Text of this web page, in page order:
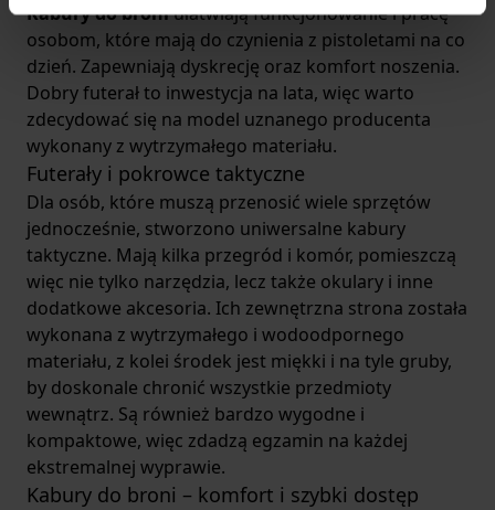
Kabury do broniułatwiają funkcjonowanie i pracę
osobom, które mają do czynienia z pistoletami na co
dzień. Zapewniają dyskrecję oraz komfort noszenia.
Dobry futerał to inwestycja na lata, więc warto
zdecydować się na model uznanego producenta
wykonany z wytrzymałego materiału.
Futerały i pokrowce taktyczne
Dla osób, które muszą przenosić wiele sprzętów
jednocześnie, stworzono uniwersalne kabury
taktyczne. Mają kilka przegród i komór, pomieszczą
więc nie tylko narzędzia, lecz także okulary i inne
dodatkowe akcesoria. Ich zewnętrzna strona została
wykonana z wytrzymałego i wodoodpornego
materiału, z kolei środek jest miękki i na tyle gruby,
by doskonale chronić wszystkie przedmioty
wewnątrz. Są również bardzo wygodne i
kompaktowe, więc zdadzą egzamin na każdej
ekstremalnej wyprawie.
Kabury do broni – komfort i szybki dostęp